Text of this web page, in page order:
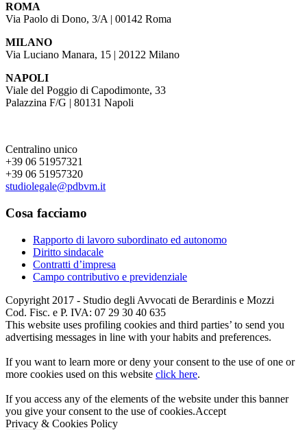
ROMA
Via Paolo di Dono, 3/A | 00142 Roma
MILANO
Via Luciano Manara, 15 | 20122 Milano
NAPOLI
Viale del Poggio di Capodimonte, 33
Palazzina F/G | 80131 Napoli
Centralino unico
+39 06 51957321
+39 06 51957320
studiolegale@pdbvm.it
Cosa facciamo
Rapporto di lavoro subordinato ed autonomo
Diritto sindacale
Contratti d’impresa
Campo contributivo e previdenziale
Copyright 2017 - Studio degli Avvocati de Berardinis e Mozzi
Cod. Fisc. e P. IVA: 07 29 30 40 635
This website uses profiling cookies and third parties’ to send you
advertising messages in line with your habits and preferences.
If you want to learn more or deny your consent to the use of one or
more cookies used on this website click here.
If you access any of the elements of the website under this banner
you give your consent to the use of cookies.Accept
Privacy & Cookies Policy